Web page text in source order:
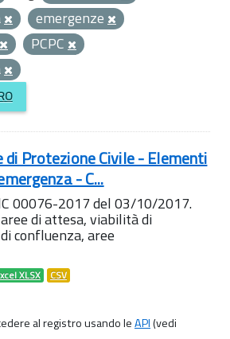
emergenze
PCPC
di Protezione Civile - Elementi
- C...
00076-2017 del 03/10/2017.
di attesa, viabilità di
confluenza, aree
XLSX CSV
al registro usando leAPI(vedi